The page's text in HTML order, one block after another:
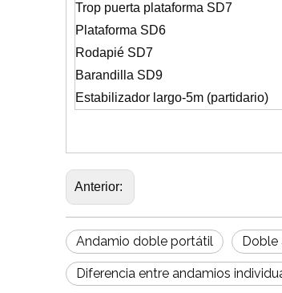
Trop puerta plataforma SD7
Plataforma SD6
Rodapié SD7
Barandilla SD9
Estabilizador largo-5m (partidario)
Anterior:
Andamio doble portátil Doble
Diferencia entre andamios